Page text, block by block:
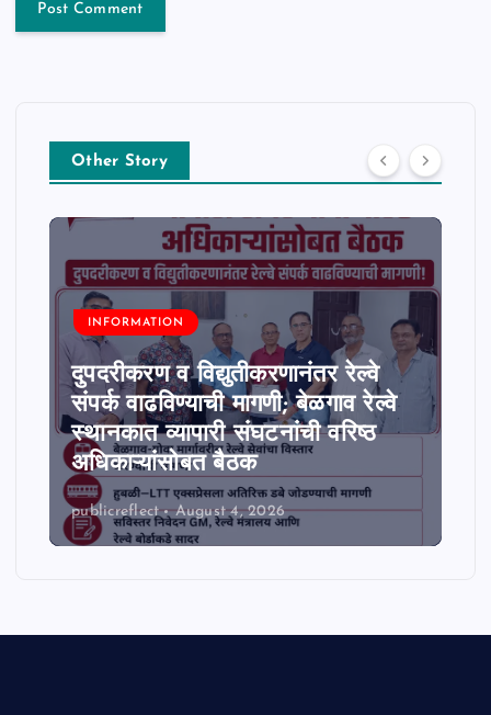
Other Story
INFORMATION
दुपदरीकरण व विद्युतीकरणानंतर रेल्वे
संपर्क वाढविण्याची मागणी; बेळगाव रेल्वे
स्थानकात व्यापारी संघटनांची वरिष्ठ
अधिकाऱ्यांसोबत बैठक
publicreflect August 4, 2026